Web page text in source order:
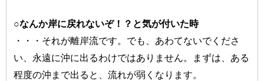
○なんか岸に戻れないぞ！？と気が付いた時
・・・それが離岸流です。でも、あわてないでくださ
い、永遠に沖に出るわけではありません。まずは、ある
程度の沖まで出ると、流れが弱くなります。